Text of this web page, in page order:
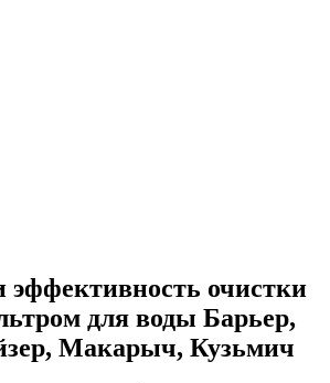
эффективность очистки
для воды Барьер,
Макарыч, Кузьмич